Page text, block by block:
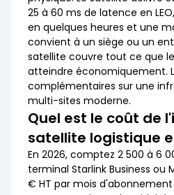
25 à 60 ms de latence en
en quelques heures et une
convient à un siège ou un
satellite couvre tout ce que
atteindre économiquement.
complémentaires sur une
multi-sites moderne.
Quel est le coût de
satellite logistique
En 2026, comptez 2 500 à 6
terminal Starlink Business ou
€ HT par mois d'abonnement